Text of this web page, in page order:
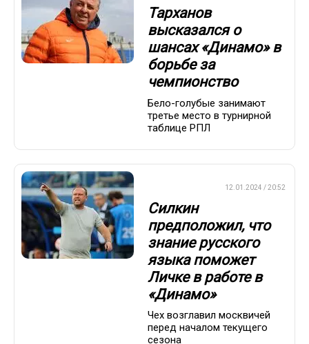
Тарханов
высказался о
шансах «Динамо» в
борьбе за
чемпионство
Бело-голубые занимают
третье место в турнирной
таблице РПЛ
12.01.2024 / 20:52
Силкин
предположил, что
знание русского
языка поможет
Личке в работе в
«Динамо»
Чех возглавил москвичей
перед началом текущего
сезона